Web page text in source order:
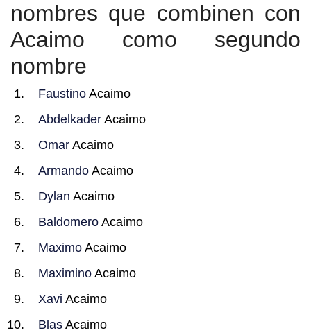
nombres que combinen con
Acaimo como segundo
nombre
Faustino Acaimo
Abdelkader Acaimo
Omar Acaimo
Armando Acaimo
Dylan Acaimo
Baldomero Acaimo
Maximo Acaimo
Maximino Acaimo
Xavi Acaimo
Blas Acaimo